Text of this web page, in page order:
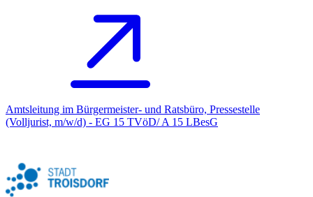
Amtsleitung im Bürgermeister- und Ratsbüro, Pressestelle
(Volljurist, m/w/d) - EG 15 TVöD/ A 15 LBesG